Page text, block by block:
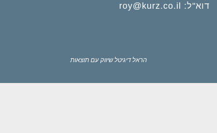
דוא"ל: roy@kurz.co.il
הראל דיגיטלשיווק עם תוצאות